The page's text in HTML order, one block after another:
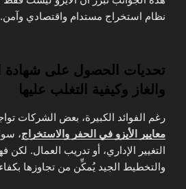
نظام استخراج مستدام واقتصادي وآمن.
تحديات الحصول على شهادة
والغاز وكيفية التغلب عليها
رغم الفوائد الكبيرة، بعض الشركات
معايير الأيزو في الحفر والاستخراج،
التغيير الإداري، أو تدريب العمال. لكن
والتخطيط الجيد يُمكِّن من تجاوزها